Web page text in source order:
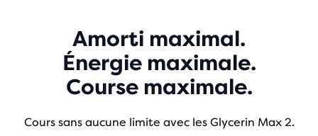
Amorti maximal.
Énergie maximale.
Course maximale.
Cours sans aucune limite avec les Glycerin Max 2.